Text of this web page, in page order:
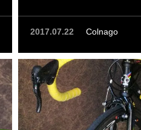
2017.07.22 Colnago